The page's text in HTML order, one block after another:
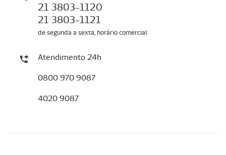
21 3803-1120
21 3803-1121
de segunda a sexta, horário comercial
Atendimento 24h
0800 970 9087
4020 9087